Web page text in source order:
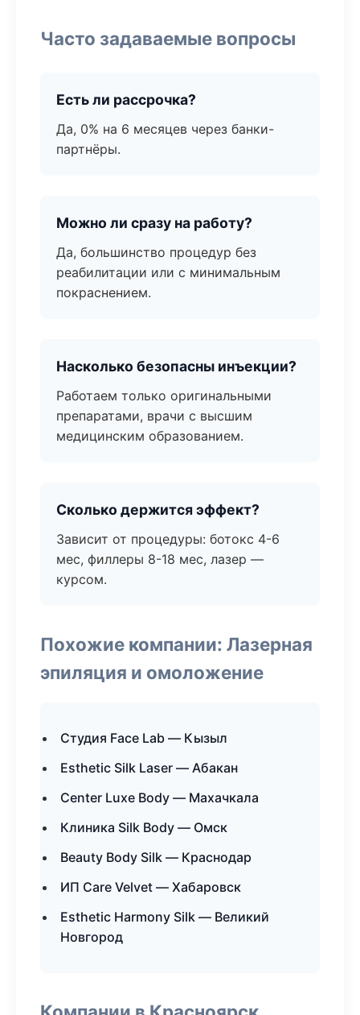
Часто задаваемые вопросы
Есть ли рассрочка?
Да, 0% на 6 месяцев через банки-
партнёры.
Можно ли сразу на работу?
Да, большинство процедур без
реабилитации или с минимальным
покраснением.
Насколько безопасны инъекции?
Работаем только оригинальными
препаратами, врачи с высшим
медицинским образованием.
Сколько держится эффект?
Зависит от процедуры: ботокс 4-6
мес, филлеры 8-18 мес, лазер —
курсом.
Похожие компании: Лазерная
эпиляция и омоложение
Студия Face Lab — Кызыл
Esthetic Silk Laser — Абакан
Center Luxe Body — Махачкала
Клиника Silk Body — Омск
Beauty Body Silk — Краснодар
ИП Care Velvet — Хабаровск
Esthetic Harmony Silk — Великий
Новгород